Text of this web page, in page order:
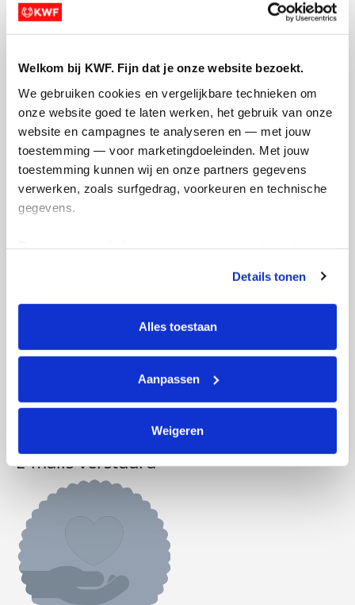
Welkom bij KWF. Fijn dat je onze website bezoekt.
We gebruiken cookies en vergelijkbare technieken om
onze website goed te laten werken, het gebruik van onze
website en campagnes te analyseren en — met jouw
toestemming — voor marketingdoeleinden. Met jouw
toestemming kunnen wij en onze partners gegevens
verwerken, zoals surfgedrag, voorkeuren en technische
gegevens.
tonen. Je kunt je toestemming op elk moment wijzigen of
intrekken via Cookie instellingen onderaan de pagina. De
lijst met cookies is te vinden in het tabblad “details”.
Details tonen
Alles toestaan
Aanpassen
Weigeren
Foto’s toegevoegd
E-mails verstuurd